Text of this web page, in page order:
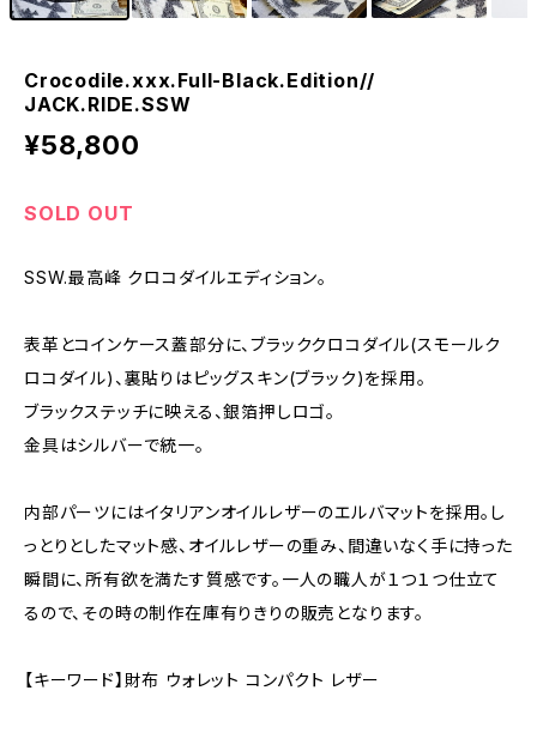
Crocodile.xxx.Full-Black.Edition//
JACK.RIDE.SSW
¥58,800
SOLD OUT
SSW.最高峰 クロコダイルエディション。
表革とコインケース蓋部分に、ブラッククロコダイル(スモールク
ロコダイル)、裏貼りはピッグスキン(ブラック)を採用。
ブラックステッチに映える、銀箔押しロゴ。
金具はシルバーで統一。
内部パーツにはイタリアンオイルレザーのエルバマットを採用。し
っとりとしたマット感、オイルレザーの重み、間違いなく手に持った
瞬間に、所有欲を満たす質感です。一人の職人が１つ１つ仕立て
るので、その時の制作在庫有りきりの販売となります。
【キーワード】財布 ウォレット コンパクト レザー